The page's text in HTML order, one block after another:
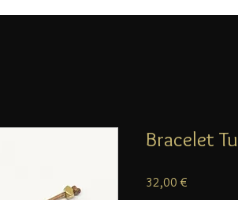
Bracelet
32,00 €